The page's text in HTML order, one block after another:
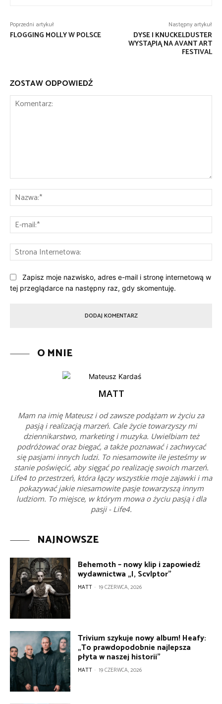
Poprzedni artykuł
FLOGGING MOLLY W POLSCE
Następny artykuł
DYSE I KNUCKELDUSTER
WYSTĄPIĄ NA AVANT ART
FESTIVAL
ZOSTAW ODPOWIEDŹ
Zapisz moje nazwisko, adres e-mail i stronę internetową w
tej przeglądarce na następny raz, gdy skomentuję.
O MNIE
MATT
Mam na imię Mateusz i od zawsze podążam w życiu za
pasją i realizacją marzeń. Cale życie towarzyszy mi
dziennikarstwo, marketing i muzyka. Uwielbiam też
podróżować oraz biegać, a także poznawać i zachwycać
się pasjami innych ludzi. To niesamowite ile jesteśmy w
stanie poświęcić, aby sięgać po realizację swoich marzeń.
Life4 to przestrzeń, która łączy wszystkie moje zajawki i ma
pokazywać jakie niesamowite pasje towarzyszą innym
ludziom. To miejsce, w którym mowa o życiu pasją i dla
pasji - Life4.
NAJNOWSZE
Behemoth – nowy klip i zapowiedź
wydawnictwa „I, Scvlptor”
MATT - 19 CZERWCA, 2026
Trivium szykuje nowy album! Heafy:
„To prawdopodobnie najlepsza
płyta w naszej historii”
MATT - 19 CZERWCA, 2026